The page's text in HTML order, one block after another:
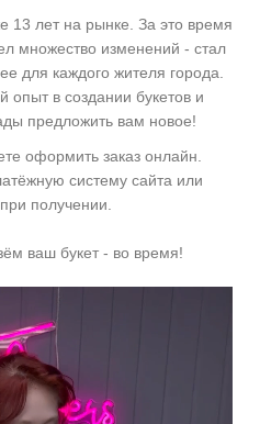
13 лет на рынке. За это время
множество изменений - стал
для каждого жителя города.
в создании букетов и
предложить вам новое!
оформить заказ онлайн.
систему сайта или
получении.
ваш букет - во время!